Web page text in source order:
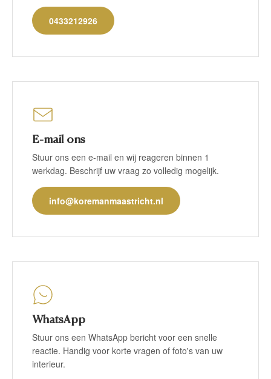
0433212926
E-mail ons
Stuur ons een e-mail en wij reageren binnen 1
werkdag. Beschrijf uw vraag zo volledig mogelijk.
info@koremanmaastricht.nl
WhatsApp
Stuur ons een WhatsApp bericht voor een snelle
reactie. Handig voor korte vragen of foto's van uw
interieur.